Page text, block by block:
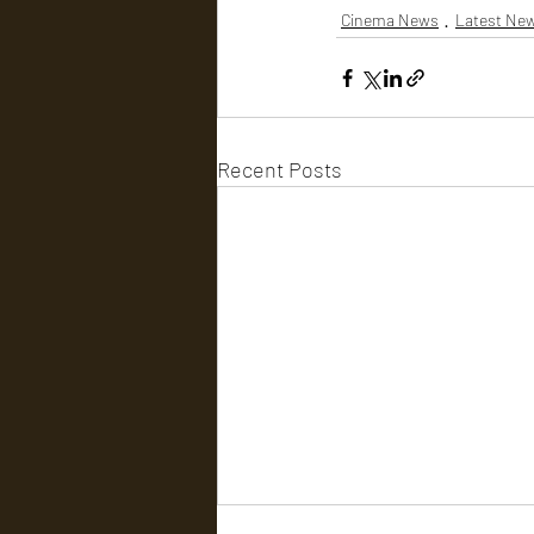
Cinema News Latest
Recent Posts